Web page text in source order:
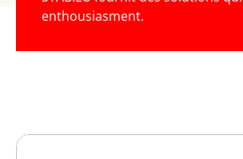
enthousiasment.